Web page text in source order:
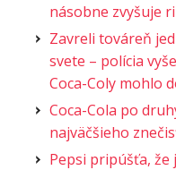
násobne zvyšuje
Zavreli továreň
svete – polícia
Coca-Coly mohlo
Coca-Cola po
najväčšieho
Pepsi pripúšťa,